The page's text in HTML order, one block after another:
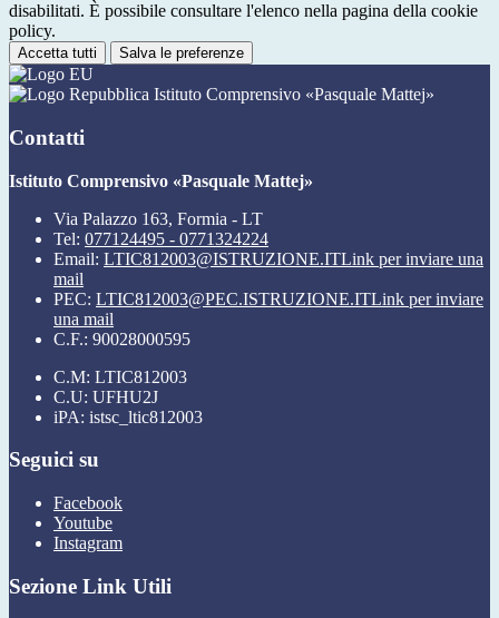
disabilitati. È possibile consultare l'elenco nella pagina della cookie
policy.
Accetta tutti Salva le preferenze
Istituto Comprensivo «Pasquale Mattej»
Contatti
Istituto Comprensivo «Pasquale Mattej»
Via Palazzo 163, Formia - LT
Tel: 077124495 - 0771324224
Email: LTIC812003@ISTRUZIONE.ITLink per inviare una
mail
PEC: LTIC812003@PEC.ISTRUZIONE.ITLink per inviare
una mail
C.F.: 90028000595
C.M: LTIC812003
C.U: UFHU2J
iPA: istsc_ltic812003
Seguici su
Facebook
Youtube
Instagram
Sezione Link Utili